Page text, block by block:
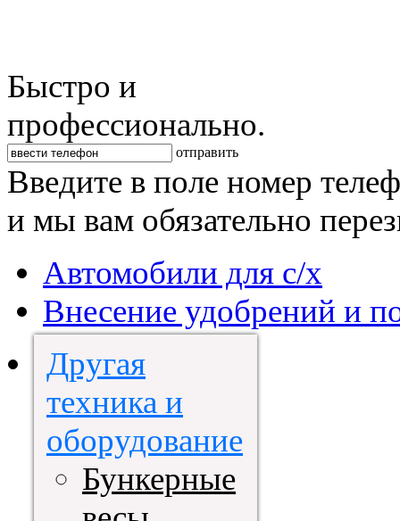
Быстро и
профессионально.
отправить
Введите в поле номер
и мы вам обязательно
Автомобили для с/х
Внесение удобрений и
Другая
техника и
оборудование
Бункерные